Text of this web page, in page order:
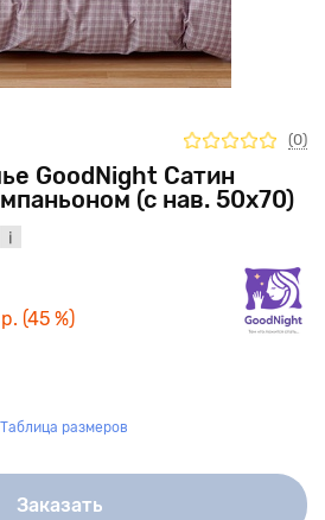
GoodNight Сатин
(с нав. 50х70)
(0)
(45 %)
Таблица размеров
Заказать